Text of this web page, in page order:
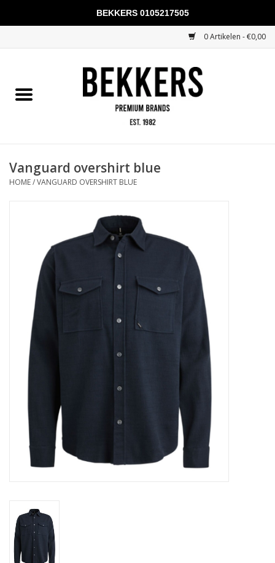
0 Artikelen - €0,00
Mannen
KADOBONNEN
Vanguard overshirt blue
HOME/VANGUARD OVERSHIRT BLUE
BEKKERS 0105217505